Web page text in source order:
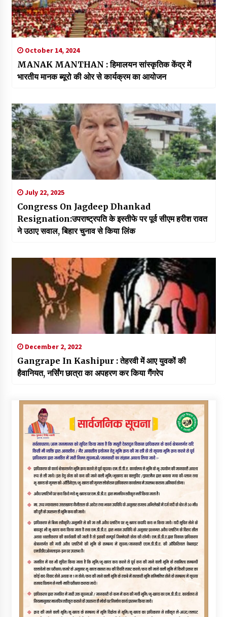
October 14, 2024
MANAK MANTHAN : हिमालयन सांस्कृतिक केंद्र में
भारतीय मानक ब्यूरो की ओर से कार्यक्रम का आयोजन
July 22, 2025
Congress On Jagdeep Dhankad
Resignation:उपराष्ट्रपति के इस्तीफे पर पूर्व सीएम हरीश रावत
ने उठाए सवाल, बिहार चुनाव से किया लिंक
December 2, 2022
Gangrape In Kashipur : तेहरवी में आए युवकों की
हैवानियत, नर्सिंग छात्रा का अपहरण कर किया गैंगरेप